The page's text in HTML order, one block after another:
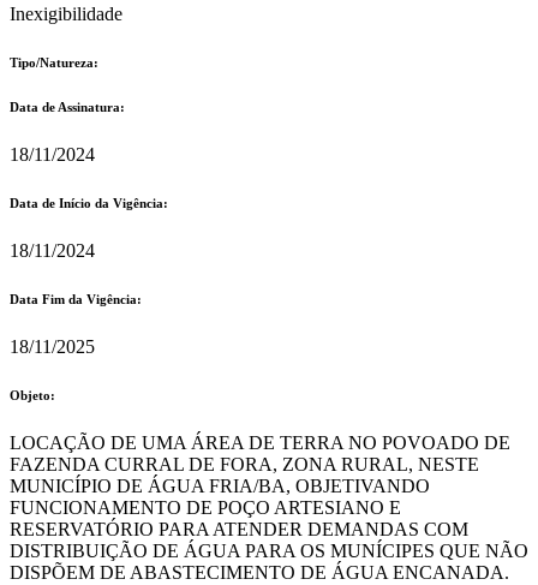
Inexigibilidade
Tipo/Natureza:
Data de Assinatura:
18/11/2024
Data de Início da Vigência:
18/11/2024
Data Fim da Vigência:
18/11/2025
Objeto:
LOCAÇÃO DE UMA ÁREA DE TERRA NO POVOADO DE
FAZENDA CURRAL DE FORA, ZONA RURAL, NESTE
MUNICÍPIO DE ÁGUA FRIA/BA, OBJETIVANDO
FUNCIONAMENTO DE POÇO ARTESIANO E
RESERVATÓRIO PARA ATENDER DEMANDAS COM
DISTRIBUIÇÃO DE ÁGUA PARA OS MUNÍCIPES QUE NÃO
DISPÕEM DE ABASTECIMENTO DE ÁGUA ENCANADA.